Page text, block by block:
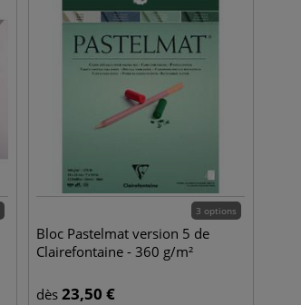
3 options
Bloc Pastelmat version 5 de
Clairefontaine - 360 g/m²
dès 23,50 €